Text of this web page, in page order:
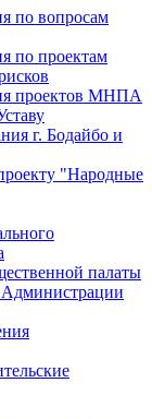
по вопросам
по проектам
проектов МНПА
г. Бодайбо и
"Народные
палаты